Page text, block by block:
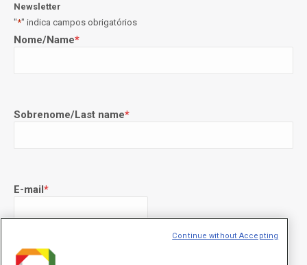
Newsletter
"*" indica campos obrigatórios
Nome/Name*
Sobrenome/Last name*
E-mail*
Continue without Accepting